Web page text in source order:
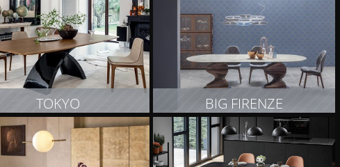
ZOBACZ PRODUKT ZOBACZ PRODUKT
TOKYO
ZOBACZ PRODUKT
BIG FIRENZE
ZOBACZ PRODUKT